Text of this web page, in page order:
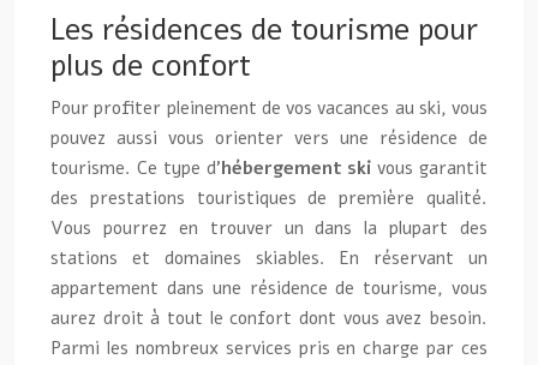
Les résidences de tourisme pour
plus de confort
Pour profiter pleinement de vos vacances au ski, vous
pouvez aussi vous orienter vers une résidence de
tourisme. Ce type d’hébergement ski vous garantit
des prestations touristiques de première qualité.
Vous pourrez en trouver un dans la plupart des
stations et domaines skiables. En réservant un
appartement dans une résidence de tourisme, vous
aurez droit à tout le confort dont vous avez besoin.
Parmi les nombreux services pris en charge par ces